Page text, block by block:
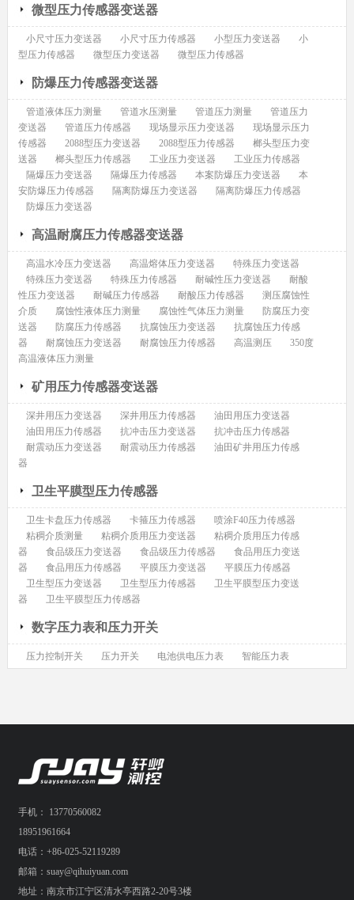
微型压力传感器变送器
小尺寸压力变送器 小尺寸压力传感器 小型压力变送器
小
型压力传感器
微型压力变送器 微型压力传感器
防爆压力传感器变送器
管道液体压力测量 管道水压测量 管道压力测量
管道压力
变送器
管道压力传感器 现场显示压力变送器
现场显示压力
传感器
2088型压力变送器 2088型压力传感器
榔头型压力变
送器
榔头型压力传感器 工业压力变送器
工业压力传感器
隔爆压力变送器
隔爆压力传感器 本案防爆压力变送器
本
安防爆压力传感器
隔离防爆压力变送器
隔离防爆压力传感器
防爆压力变送器
高温耐腐压力传感器变送器
高温水冷压力变送器 高温熔体压力变送器
特殊压力变送器
特殊压力变送器
特殊压力传感器 耐碱性压力变送器
耐酸
性压力变送器
耐碱压力传感器 耐酸压力传感器
测压腐蚀性
介质
腐蚀性液体压力测量 腐蚀性气体压力测量
防腐压力变
送器
防腐压力传感器 抗腐蚀压力变送器
抗腐蚀压力传感
器
耐腐蚀压力变送器 耐腐蚀压力传感器 高温测压
350度
高温液体压力测量
矿用压力传感器变送器
深井用压力变送器 深井用压力传感器
油田用压力变送器
油田用压力传感器
抗冲击压力变送器
抗冲击压力传感器
耐震动压力变送器
耐震动压力传感器
油田矿井用压力传感
器
卫生平膜型压力传感器
卫生卡盘压力传感器 卡箍压力传感器
喷涂F40压力传感器
粘稠介质测量
粘稠介质用压力变送器
粘稠介质用压力传感
器
食品级压力变送器 食品级压力传感器
食品用压力变送
器
食品用压力传感器 平膜压力变送器
平膜压力传感器
卫生型压力变送器
卫生型压力传感器
卫生平膜型压力变送
器
卫生平膜型压力传感器
数字压力表和压力开关
压力控制开关 压力开关 电池供电压力表 智能压力表
手机： 13770560082
18951961664
电话：+86-025-52119289
邮箱：suay@qihuiyuan.com
地址：南京市江宁区清水亭西路2-20号3楼